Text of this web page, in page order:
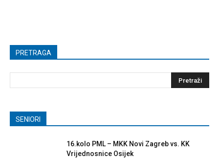
PRETRAGA
SENIORI
16.kolo PML – MKK Novi Zagreb vs. KK
Vrijednosnice Osijek